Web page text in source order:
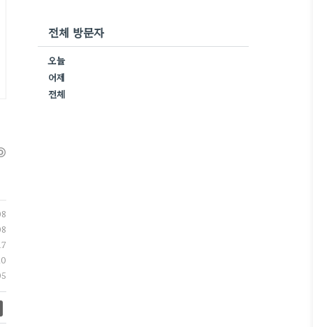
전체 방문자
오늘
어제
전체